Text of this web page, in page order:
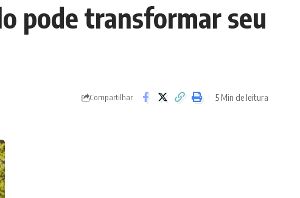
pode transformar seu
Compartilhar 5 Min de leitura